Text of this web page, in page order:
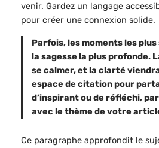
venir. Gardez un langage
pour créer une connexion solide.
Parfois, les moments les
la sagesse la plus profonde.
se calmer, et la clarté
espace de citation pour
d’inspirant ou de réfléchi,
avec le thème de votre
Ce paragraphe approfondit le